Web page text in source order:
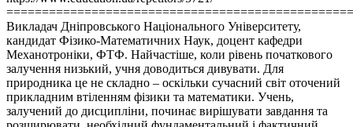
Викладач Дніпровського Національного Університету,
кандидат Фізико-Математичних Наук, доцент кафедри
Механотроніки, ФТФ. Найчастіше, коли рівень початкового
залучення низький, учня доводиться дивувати. Для
природника це не складно – оскільки сучасний світ оточений
прикладним втіленням фізики та математики. Учень,
залучений до дисципліни, починає вирішувати завдання та